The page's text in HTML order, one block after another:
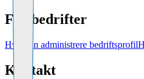
For bedrifter
Hvordan administrere bedriftsprofil
Kontakt